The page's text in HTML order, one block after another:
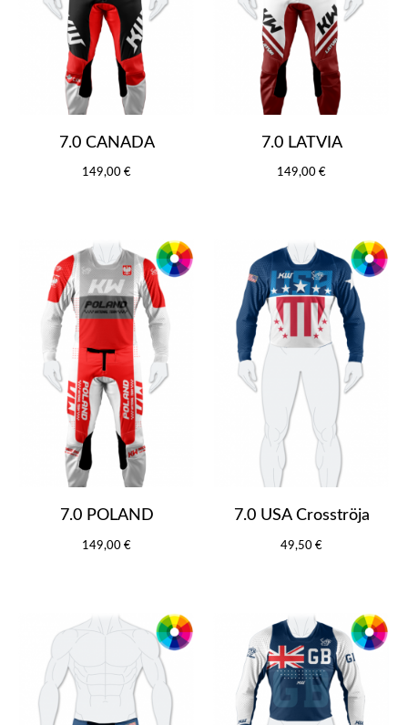
7.0 CANADA
149,00 €
7.0 LATVIA
149,00 €
7.0 POLAND
149,00 €
7.0 USA Crosströja
49,50 €